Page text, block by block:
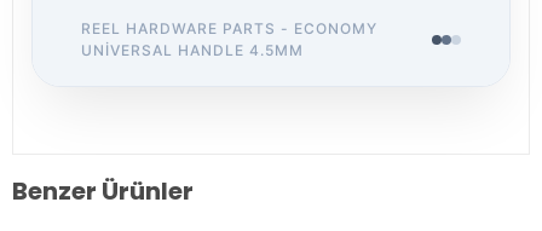
REEL HARDWARE PARTS - ECONOMY
UNIVERSAL HANDLE 4.5MM
Benzer Ürünler